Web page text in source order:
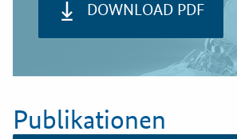
DOWNLOAD PDF
Publikationen